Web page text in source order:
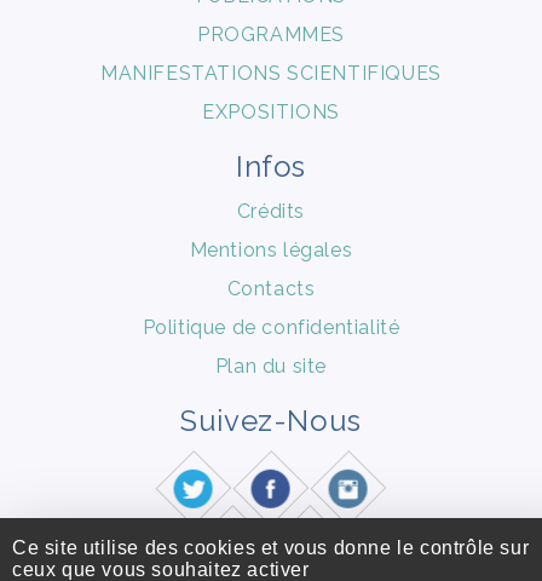
Ce site utilise des cookies et vous donne le contrôle sur
ceux que vous souhaitez activer
PROGRAMMES
MANIFESTATIONS SCIENTIFIQUES
EXPOSITIONS
Infos
Crédits
Mentions légales
Contacts
Politique de confidentialité
Plan du site
Suivez-Nous